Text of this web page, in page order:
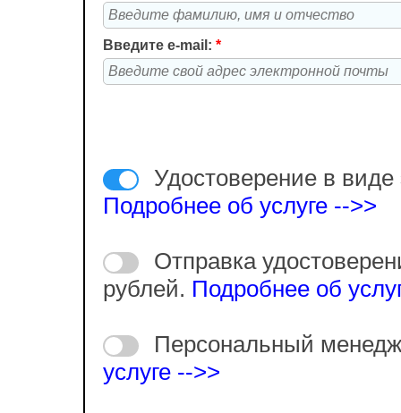
Введите e-mail: *
Удостоверение в виде
Подробнее об услуге -->>
Отправка
рублей. Подробнее об
Персональный
услуге -->>